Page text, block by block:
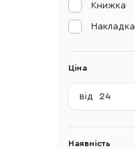
Книжка
Накладка
Ціна
від
Наявність